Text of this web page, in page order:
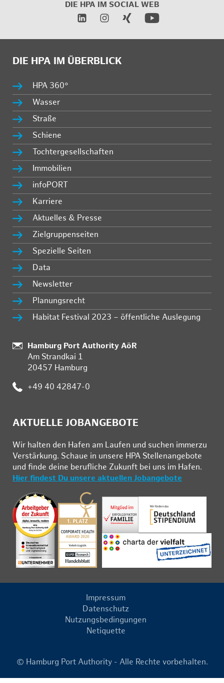
DIE HPA IM SOCIAL WEB
DIE HPA IM ÜBERBLICK
HPA 360°
Wasser
Straße
Schiene
Tochtergesellschaften
Immobilien
infoPORT
Karriere
Aktuelles & Presse
Zielgruppenseiten
Spezielle Seiten
Data
Newsletter
Planungsrecht
Habitat Festival 2023 – öffentliche Auslegung
:
Hamburg Port Authority AöR
Am Strandkai 1
20457 Hamburg
: +49 40 42847-0
AKTUELLE JOBANGEBOTE
Wir hal­ten den Ha­fen am Lau­fen und su­chen im­mer­zu
Ver­stär­kung. Schau­e in un­se­re HPA Stel­len­an­ge­bo­te
und fin­de deine be­ruf­li­che Zu­kunft bei uns im Ha­fen.
Hier findest Du unsere aktuellen Jobangebote
Impressum
Datenschutz
Nutzungsbedingungen
Netiquette
© Hamburg Port Authority - Alle Rechte vorbehalten.